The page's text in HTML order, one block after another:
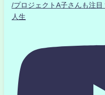
/プロジェクトA子さんも注
人生